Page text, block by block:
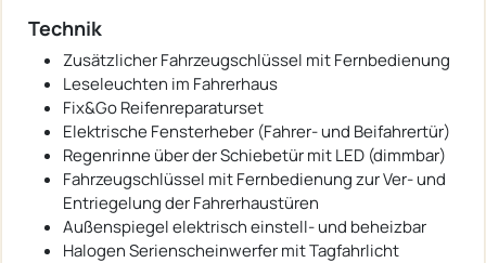
Technik
Zusätzlicher Fahrzeugschlüssel mit Fernbedienung
Leseleuchten im Fahrerhaus
Fix&Go Reifenreparaturset
Elektrische Fensterheber (Fahrer- und Beifahrertür)
Regenrinne über der Schiebetür mit LED (dimmbar)
Fahrzeugschlüssel mit Fernbedienung zur Ver- und
Entriegelung der Fahrerhaustüren
Außenspiegel elektrisch einstell- und beheizbar
Halogen Serienscheinwerfer mit Tagfahrlicht